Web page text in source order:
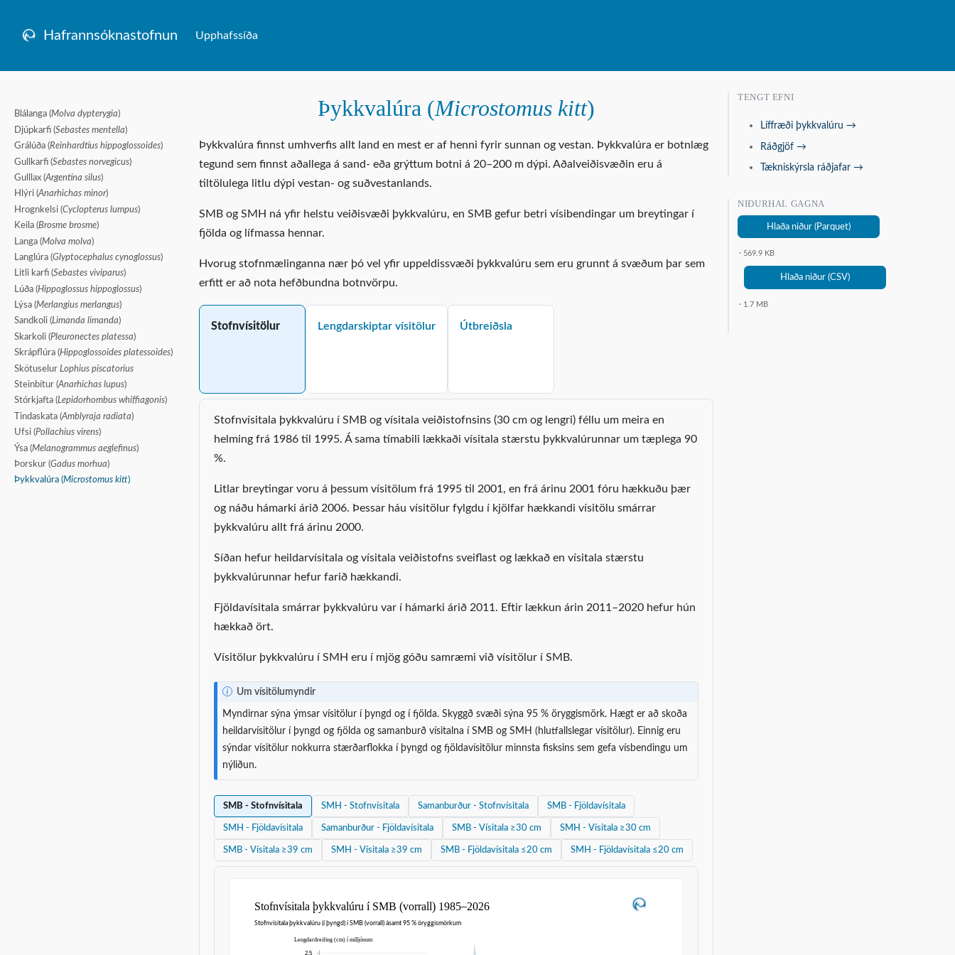
Hafrannsóknastofnun Upphafssíða
Blálanga (Molva dypterygia)
Djúpkarfi (Sebastes mentella)
Grálúða (Reinhardtius hippoglossoides)
Gullkarfi (Sebastes norvegicus)
Gulllax (Argentina silus)
Hlýri (Anarhichas minor)
Hrognkelsi (Cyclopterus lumpus)
Keila (Brosme brosme)
Langa (Molva molva)
Langlúra (Glyptocephalus cynoglossus)
Litli karfi (Sebastes viviparus)
Lúða (Hippoglossus hippoglossus)
Lýsa (Merlangius merlangus)
Sandkoli (Limanda limanda)
Skarkoli (Pleuronectes platessa)
Skrápflúra (Hippoglossoides platessoides)
Skötuselur Lophius piscatorius
Steinbítur (Anarhichas lupus)
Stórkjafta (Lepidorhombus whiffiagonis)
Tindaskata (Amblyraja radiata)
Ufsi (Pollachius virens)
Ýsa (Melanogrammus aeglefinus)
Þorskur (Gadus morhua)
Þykkvalúra (Microstomus kitt)
Þykkvalúra (Microstomus kitt) TENGT EFNI
Líffræði þykkvalúru →
Ráðgjöf →
Tækniskýrsla ráðjafar →
NIÐURHAL GAGNA
Hlaða niður (Parquet)
· 569.9 KB
Hlaða niður (CSV)
· 1.7 MB
Þykkvalúra finnst umhverfis allt land en mest er af henni fyrir sunnan og vestan. Þykkvalúra er botnlæg
tegund sem finnst aðallega á sand- eða grýttum botni á 20–200 m dýpi. Aðalveiðisvæðin eru á
tiltölulega litlu dýpi vestan- og suðvestanlands.
SMB og SMH ná yfir helstu veiðisvæði þykkvalúru, en SMB gefur betri vísibendingar um breytingar í
fjölda og lífmassa hennar.
Hvorug stofnmælinganna nær þó vel yfir uppeldissvæði þykkvalúru sem eru grunnt á svæðum þar sem
erfitt er að nota hefðbundna botnvörpu.
Stofnvísitölur Lengdarskiptar vísitölur Útbreiðsla
Stofnvísitala þykkvalúru í SMB og vísitala veiðistofnsins (30 cm og lengri) féllu um meira en
helming frá 1986 til 1995. Á sama tímabili lækkaði vísitala stærstu þykkvalúrunnar um tæplega 90
%.
Litlar breytingar voru á þessum vísitölum frá 1995 til 2001, en frá árinu 2001 fóru hækkuðu þær
og náðu hámarki árið 2006. Þessar háu vísitölur fylgdu í kjölfar hækkandi vísitölu smárrar
þykkvalúru allt frá árinu 2000.
Síðan hefur heildarvísitala og vísitala veiðistofns sveiflast og lækkað en vísitala stærstu
þykkvalúrunnar hefur farið hækkandi.
Fjöldavísitala smárrar þykkvalúru var í hámarki árið 2011. Eftir lækkun árin 2011–2020 hefur hún
hækkað ört.
Vísitölur þykkvalúru í SMH eru í mjög góðu samræmi við vísitölur í SMB.
N
t
Um vísitölumyndir
Myndirnar sýna ýmsar vísitölur í þyngd og í fjölda. Skyggð svæði sýna 95 % öryggismörk. Hægt er að skoða
heildarvísitölur í þyngd og fjölda og samanburð vísitalna í SMB og SMH (hlutfallslegar vísitölur). Einnig eru
sýndar vísitölur nokkurra stærðarflokka í þyngd og fjöldavísitölur minnsta fisksins sem gefa vísbendingu um
nýliðun.
SMB - Stofnvísitala SMH - Stofnvísitala Samanburður - Stofnvísitala SMB - Fjöldavísitala
SMH - Fjöldavísitala Samanburður - Fjöldavísitala SMB - Vísitala ≥30 cm SMH - Vísitala ≥30 cm
SMB - Vísitala ≥39 cm SMH - Vísitala ≥39 cm SMB - Fjöldavísitala ≤20 cm SMH - Fjöldavísitala ≤20 cm
Stofnvísitala þykkvalúru (í þyngd) í SMB (vorrall) ásamt 95 % öryggismörkum
Stofnvísitala þykkvalúru í SMB (vorrall) 1985–2026
2.5
Lengdardreifing (cm) í milljónum